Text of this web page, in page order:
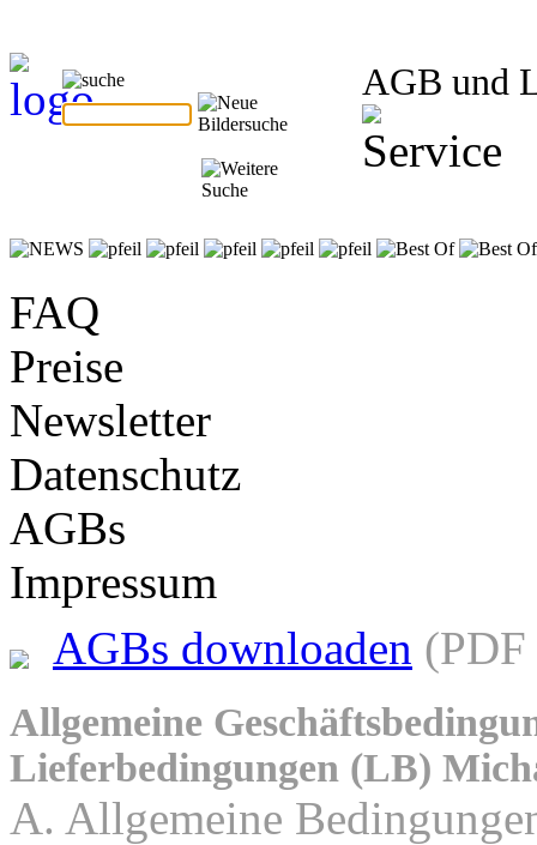
AGB und
FAQ
Preise
Newsletter
Datenschutz
AGBs
Impressum
AGBs downloaden
Allgemeine
Lieferbedingungen (LB)
A. Allgemeine